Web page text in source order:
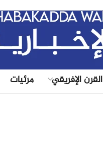
القرن الإفريقي مرئيات